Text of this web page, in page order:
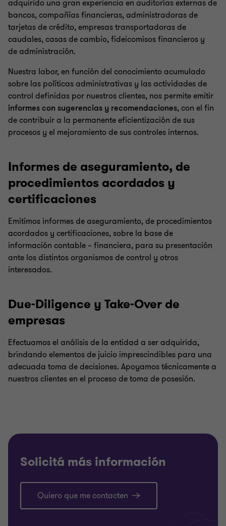
adquirido una gran experiencia en auditorías externas de
bancos, compañías financieras, administradoras de
tarjetas de crédito, empresas transportadoras de
caudales, casas de cambio, fideicomisos financieros y
de administración.
Nuestra labor, en función del conocimiento acumulado
sobre las políticas administrativas y las actividades de
control definidas por nuestros clientes, nos permite emitir
informes con sugerencias y recomendaciones, con el fin
de contribuir a la permanente eficientización de sus
procesos y el mejoramiento de sus controles internos.
Informes de aseguramiento, de
procedimientos acordados y
certificaciones
Emitimos informes de aseguramiento, de procedimientos
acordados y certificaciones, sobre la base de
información contable – financiera, para su presentación
ante los distintos organismos de control y otros
interesados.
Due-Diligence y Take-Over de
empresas
Efectuamos el análisis de la entidad a ser adquirida,
brindando elementos de juicio imprescindibles para una
adecuada toma de decisiones. Apoyamos técnicamente a
nuestros clientes en el proceso de toma de posesión.
Solicitá más información
Quiero que me contacten